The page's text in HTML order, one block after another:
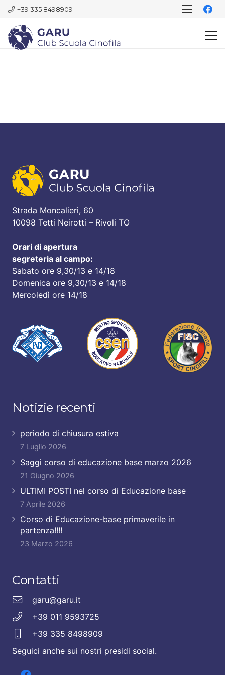
+39 335 8498909
Strada Moncalieri, 60
10098 Tetti Neirotti – Rivoli TO
Orari di apertura
segreteria al campo:
Sabato ore 9,30/13 e 14/18
Domenica ore 9,30/13 e 14/18
Mercoledì ore 14/18
Notizie recenti
periodo di chiusura estiva
7 Luglio 2026
Saggi corso di educazione base marzo 2026
21 Giugno 2026
ULTIMI POSTI nel corso di Educazione base
7 Aprile 2026
Corso di Educazione-base primaverile in
partenza!!!!
23 Marzo 2026
Contatti
garu@garu.it
+39 011 9593725
+39 335 8498909
Seguici anche sui nostri presidi social.